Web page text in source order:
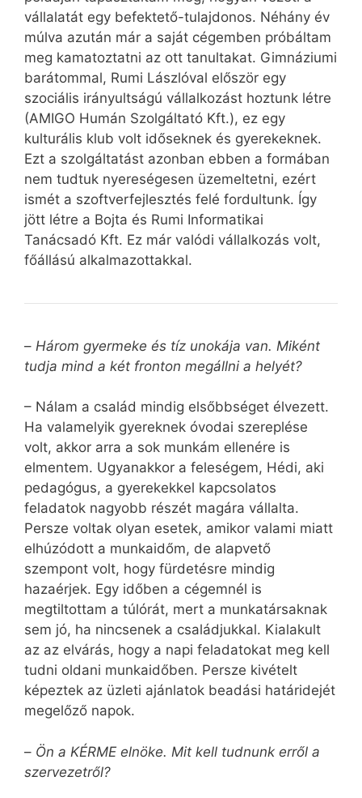
vállalatát egy befektető-tulajdonos. Néhány év
múlva azután már a saját cégemben próbáltam
meg kamatoztatni az ott tanultakat. Gimnáziumi
barátommal, Rumi Lászlóval először egy
szociális irányultságú vállalkozást hoztunk létre
(AMIGO Humán Szolgáltató Kft.), ez egy
kulturális klub volt időseknek és gyerekeknek.
Ezt a szolgáltatást azonban ebben a formában
nem tudtuk nyereségesen üzemeltetni, ezért
ismét a szoftverfejlesztés felé fordultunk. Így
jött létre a Bojta és Rumi Informatikai
Tanácsadó Kft. Ez már valódi vállalkozás volt,
főállású alkalmazottakkal.
– Három gyermeke és tíz unokája van. Miként
tudja mind a két fronton megállni a helyét?
– Nálam a család mindig elsőbbséget élvezett.
Ha valamelyik gyereknek óvodai szereplése
volt, akkor arra a sok munkám ellenére is
elmentem. Ugyanakkor a feleségem, Hédi, aki
pedagógus, a gyerekekkel kapcsolatos
feladatok nagyobb részét magára vállalta.
Persze voltak olyan esetek, amikor valami miatt
elhúzódott a munkaidőm, de alapvető
szempont volt, hogy fürdetésre mindig
hazaérjek. Egy időben a cégemnél is
megtiltottam a túlórát, mert a munkatársaknak
sem jó, ha nincsenek a családjukkal. Kialakult
az az elvárás, hogy a napi feladatokat meg kell
tudni oldani munkaidőben. Persze kivételt
képeztek az üzleti ajánlatok beadási határidejét
megelőző napok.
– Ön a KÉRME elnöke. Mit kell tudnunk erről a
szervezetről?